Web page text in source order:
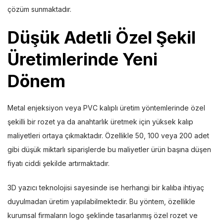
çözüm sunmaktadır.
Düşük Adetli Özel Şekil
Üretimlerinde Yeni
Dönem
Metal enjeksiyon veya PVC kalıplı üretim yöntemlerinde özel
şekilli bir rozet ya da anahtarlık üretmek için yüksek kalıp
maliyetleri ortaya çıkmaktadır. Özellikle 50, 100 veya 200 adet
gibi düşük miktarlı siparişlerde bu maliyetler ürün başına düşen
fiyatı ciddi şekilde artırmaktadır.
3D yazıcı teknolojisi sayesinde ise herhangi bir kalıba ihtiyaç
duyulmadan üretim yapılabilmektedir. Bu yöntem, özellikle
kurumsal firmaların logo şeklinde tasarlanmış özel rozet ve